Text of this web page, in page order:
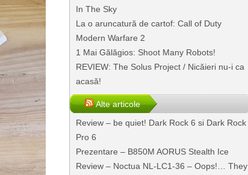
In The Sky
La o aruncatură de cartof: Call of Duty
Modern Warfare 2
1 Mai Gălăgios: Shoot Many Robots!
REVIEW: The Solus Project / Nicăieri nu-i ca
acasă!
Alte articole
Review – be quiet! Dark Rock 6 si Dark Rock
Pro 6
Prezentare – B850M AORUS Stealth Ice
Review – Noctua NL-LC1-36 – Oops!… They